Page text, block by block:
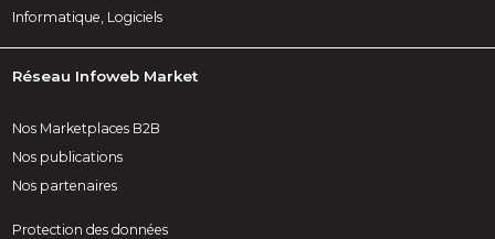
Informatique, Logiciels
Réseau Infoweb Market
Nos Marketplaces B2B
Nos publications
Nos partenaires
Protection des données